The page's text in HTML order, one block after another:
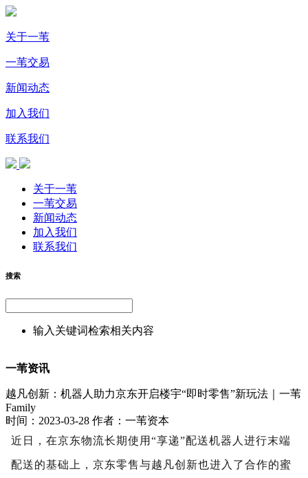
关于一苇
一苇交易
新闻动态
加入我们
联系我们
关于一苇
一苇交易
新闻动态
加入我们
联系我们
搜索
输入关键词检索相关内容
一苇资讯
越凡创新：机器人助力京东开启楼宇“即时零售”新玩法｜一苇
Family
时间：2023-03-28 作者：一苇资本
近日，在京东物流长期使用“享递”配送机器人进行末端
配送的基础上，京东零售与越凡创新也进入了合作的蜜